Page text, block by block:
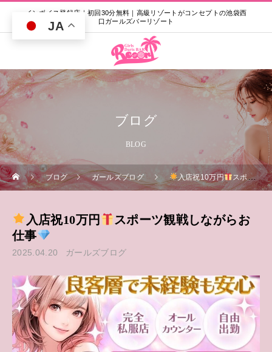
インボイス登録店｜初回30分無料｜高級リゾートがコンセプトの池袋西
口ガールズバーリゾート
ブログ
BLOG
ブログ ガールズブログ 入店祝10万円 スポーツ観戦しながらお仕事
入店祝10万円
スポーツ観戦しながらお
仕事
2025.04.20 ガールズブログ
JA